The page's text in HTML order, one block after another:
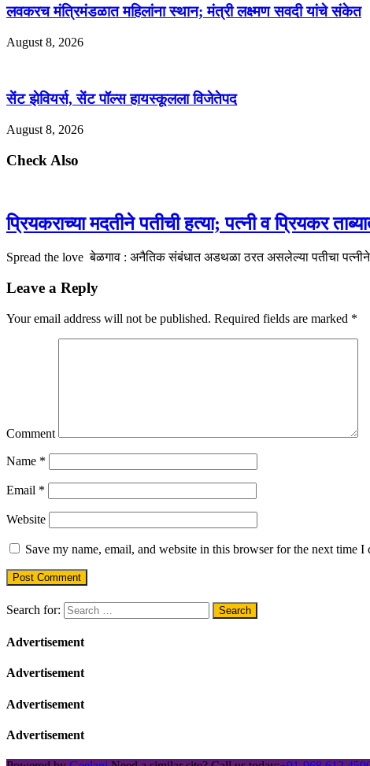
लवकरच मंत्रिमंडळात महिलांना स्थान; मंत्री लक्ष्मण सवदी यांचे संकेत
August 8, 2026
सेंट झेवियर्स, सेंट पॉल्स हायस्कूलला विजेतेपद
August 8, 2026
Check Also
प्रियकराच्या मदतीने पतीची हत्या; पत्नी व प्रियकर
Spread the love बेळगाव : अनैतिक संबंधात अडथळा ठरत असलेल्या पतीचा
Leave a Reply
Your email address will not be published. Required fields are marked *
Comment
Name *
Email *
Website
Save my name, email, and website in this browser for the next time I
Search for:
Advertisement
Advertisement
Advertisement
Advertisement